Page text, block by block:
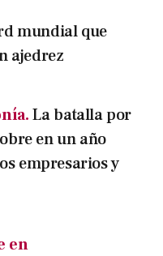
mundial que
ajedrez
La batalla por
en un año
empresarios y
en